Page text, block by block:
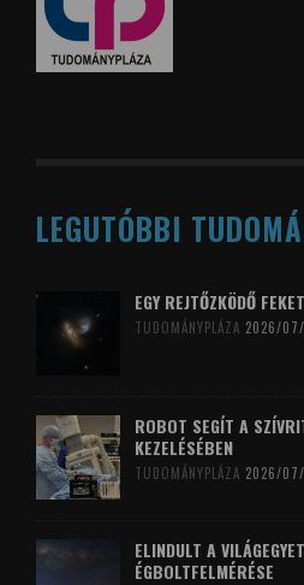
LEGUTÓBBI
EGY REJTŐZKÖDŐ
TUDOMÁNYPLÁZA 2026/
ROBOT SEGÍT A
KEZELÉSÉBEN
TUDOMÁNYPLÁZA 2026/
ELINDULT A
ÉGBOLTFELMÉRÉSE